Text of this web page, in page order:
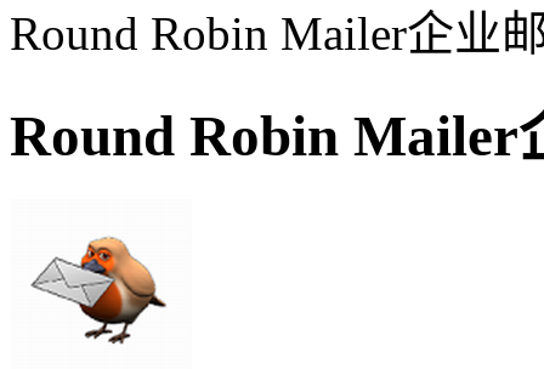
Round Robin Mailer企业
Round Robin Mailer